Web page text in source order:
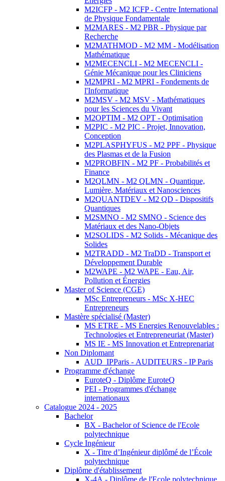
M2ICFP - M2 ICFP - Centre International
de Physique Fondamentale
M2MARES - M2 PBR - Physique par
Recherche
M2MATHMOD - M2 MM - Modélisation
Mathématique
M2MECENCLI - M2 MECENCLI -
Génie Mécanique pour les Cliniciens
M2MPRI - M2 MPRI - Fondements de
l'Informatique
M2MSV - M2 MSV - Mathématiques
pour les Sciences du Vivant
M2OPTIM - M2 OPT - Optimisation
M2PIC - M2 PIC - Projet, Innovation,
Conception
M2PLASPHYFUS - M2 PPF - Physique
des Plasmas et de la Fusion
M2PROBFIN - M2 PF - Probabilités et
Finance
M2QLMN - M2 QLMN - Quantique,
Lumière, Matériaux et Nanosciences
M2QUANTDEV - M2 QD - Dispositifs
Quantiques
M2SMNO - M2 SMNO - Science des
Matériaux et des Nano-Objets
M2SOLIDS - M2 Solids - Mécanique des
Solides
M2TRADD - M2 TraDD - Transport et
Développement Durable
M2WAPE - M2 WAPE - Eau, Air,
Pollution et Énergies
Master of Science (CGE)
MSc Entrepreneurs - MSc X-HEC
Entrepreneurs
Mastère spécialisé (Master)
MS ETRE - MS Energies Renouvelables :
Technologies et Entrepreneuriat (Master)
MS IE - MS Innovation et Entreprenariat
Non Diplomant
AUD_IPParis - AUDITEURS - IP Paris
Programme d'échange
EuroteQ - Diplôme EuroteQ
PEI - Programmes d'échange
internationaux
Catalogue 2024 - 2025
Bachelor
BX - Bachelor of Science de l'Ecole
polytechnique
Cycle Ingénieur
X - Titre d’Ingénieur diplômé de l’École
polytechnique
Diplôme d'établissement
X-4A - Diplôme de l'Ecole polytechnique